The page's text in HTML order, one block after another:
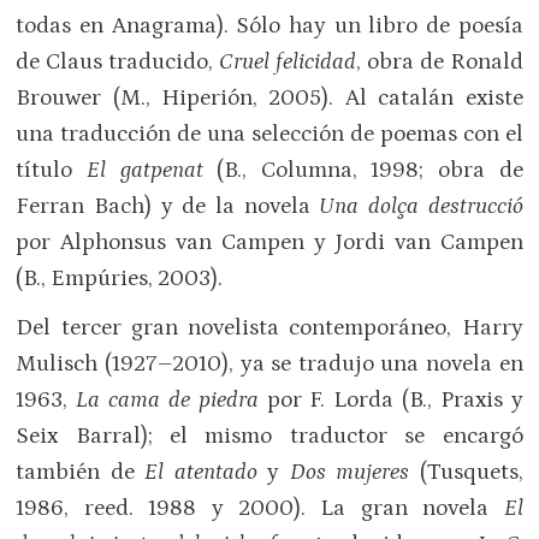
todas en Anagrama). Sólo hay un libro de poesía
de Claus traducido, Cruel felicidad, obra de Ronald
Brouwer (M., Hiperión, 2005). Al catalán existe
una traducción de una selección de poemas con el
títuloEl gatpenat (B., Columna, 1998; obra de
Ferran Bach) y de la novela Una dolça destrucció
por Alphonsus van Campen y Jordi van Campen
(B., Empúries, 2003).
Del tercer gran novelista contemporáneo, Harry
Mulisch (1927–2010), ya se tradujo una novela en
1963,La cama de piedra por F. Lorda (B., Praxis y
Seix Barral); el mismo traductor se encargó
también deEl atentadoy Dos mujeres (Tusquets,
1986, reed. 1988 y 2000). La gran novela El